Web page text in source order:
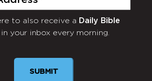
to also receive a Daily Bible
in your inbox every morning.